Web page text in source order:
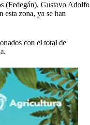
(Fedegán), Gustavo Adolfo
esta zona, ya se han
con el total de